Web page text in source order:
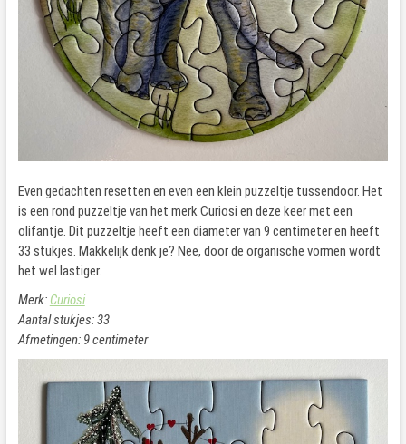
Even gedachten resetten en even een klein puzzeltje tussendoor. Het
is een rond puzzeltje van het merk Curiosi en deze keer met een
olifantje. Dit puzzeltje heeft een diameter van 9 centimeter en heeft
33 stukjes. Makkelijk denk je? Nee, door de organische vormen wordt
het wel lastiger.
Merk: Curiosi
Aantal stukjes: 33
Afmetingen: 9 centimeter